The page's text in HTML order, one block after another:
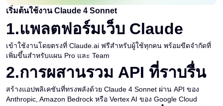
เริ่มต้นใช้งาน Claude 4 Sonnet
1.แพลตฟอร์มเว็บ Claude
เข้าใช้งานโดยตรงที่ Claude.ai ฟรีสำหรับผู้ใช้ทุกคน พร้อมขีดจำกัดที่
เพิ่มขึ้นสำหรับแผน Pro และ Team
2.การผสานรวม API ที่ราบรื่น
สร้างแอปพลิเคชันที่ทรงพลังด้วย Claude 4 Sonnet ผ่าน API ของ
Anthropic, Amazon Bedrock หรือ Vertex AI ของ Google Cloud